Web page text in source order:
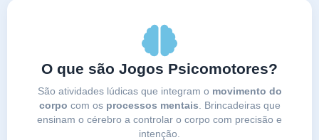
O que são Jogos Psicomotores?
São atividades lúdicas que integram o movimento do
corpo com os processos mentais. Brincadeiras que
ensinam o cérebro a controlar o corpo com precisão e
intenção.